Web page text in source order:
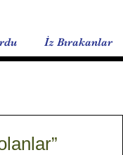
İz Bırakanlar